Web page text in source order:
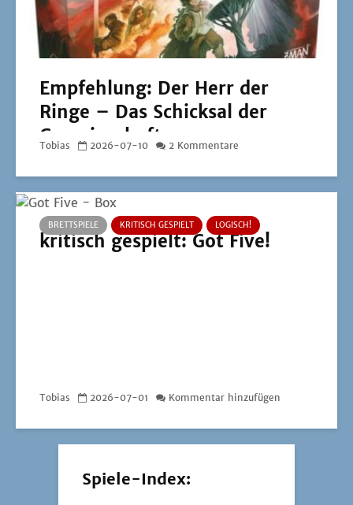
Empfehlung: Der Herr der
Ringe – Das Schicksal der
Gemeinschaft
Tobias 2026-07-10 2 Kommentare
BRETTSPIELE KRITISCH GESPIELT LOGISCH!
kritisch gespielt: Got Five!
Tobias 2026-07-01 Kommentar hinzufügen
Spiele-Index: